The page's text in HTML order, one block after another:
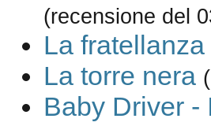
(recensione del
La fratellanza
La torre nera
Baby Driver -